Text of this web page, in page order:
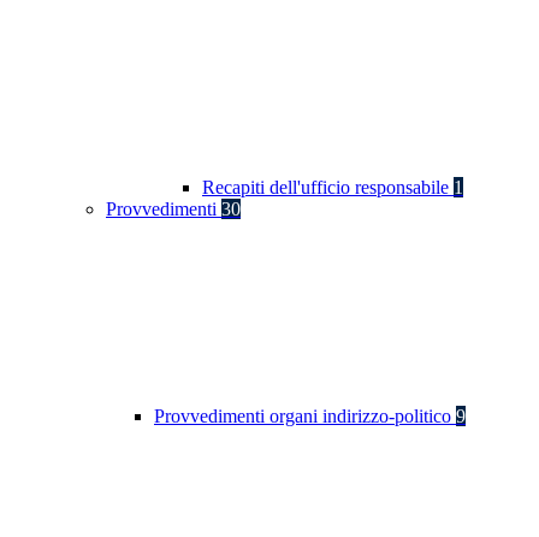
Recapiti dell'ufficio responsabile 1
Provvedimenti 30
Provvedimenti organi indirizzo-politico 9